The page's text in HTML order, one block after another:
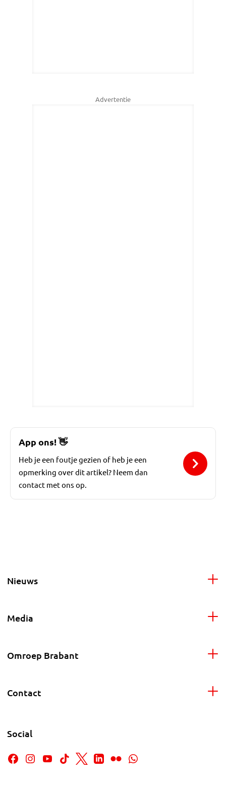
Advertentie
App ons!👋
Heb je een foutje gezien of heb je een
opmerking over dit artikel? Neem dan
contact met ons op.
Nieuws
Media
Omroep Brabant
Contact
Social